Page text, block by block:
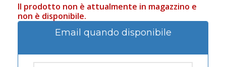
Il prodotto non è attualmente in magazzino e
non è disponibile.
Email quando disponibile